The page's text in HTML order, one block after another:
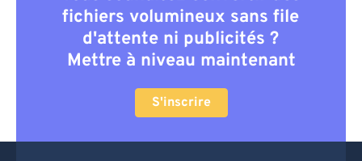
fichiers volumineux sans file
d'attente ni publicités ?
Mettre à niveau maintenant
S'inscrire